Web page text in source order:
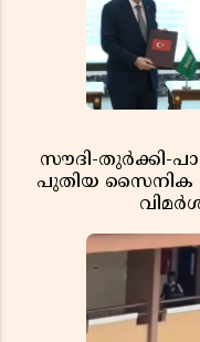
സൗദി-തുർക്കി-
പുതിയ സൈനിക